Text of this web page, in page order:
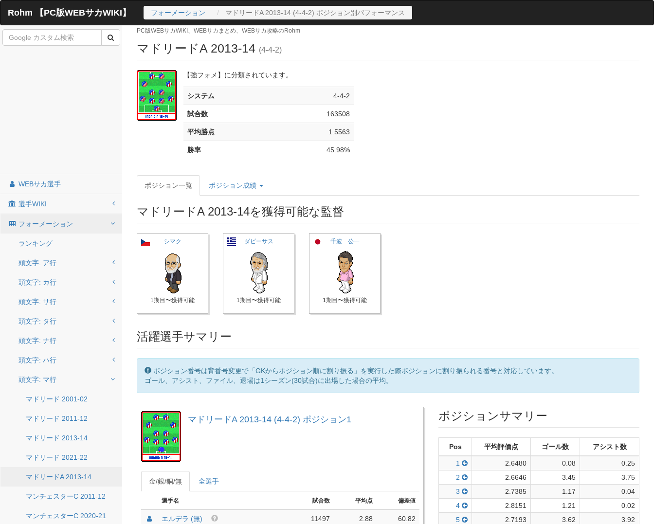
Rohm 【PC版WEBサカWIKI】 フォーメーション マドリードA 2013-14 (4-4-2) ポジション別パフォーマンス
WEBサカ選手
選手WIKI
フォーメーション
ランキング
頭文字: ア行
頭文字: カ行
頭文字: サ行
頭文字: タ行
頭文字: ナ行
頭文字: ハ行
頭文字: マ行
マドリード 2001-02
マドリード 2011-12
マドリード 2013-14
マドリード 2021-22
マドリードA 2013-14
マンチェスターC 2011-12
マンチェスターC 2020-21
PC版WEBサカWIKI、WEBサカまとめ、WEBサカ攻略のRohm
マドリードA 2013-14 (4-4-2)
【強フォメ】に分類されています。
システム 4-4-2
試合数 163508
平均勝点 1.5563
勝率 45.98%
ポジション一覧 ポジション成績
マドリードA 2013-14を獲得可能な監督
シマク
1期目〜獲得可能
ダビーサス
1期目〜獲得可能
千波 公一
1期目〜獲得可能
活躍選手サマリー
ポジション番号は背番号変更で「GKからポジション順に割り振る」を実行した際ポジションに割り振られる番号と対応しています。
ゴール、アシスト、ファイル、退場は1シーズン(30試合)に出場した場合の平均。
マドリードA 2013-14 (4-4-2) ポジション1
金/銀/銅/無 全選手
選手名 試合数 平均点 偏差値
エルデラ (無) 11497 2.88 60.82
ポジションサマリー
Pos 平均評価点 ゴール数 アシスト数
1 2.6480 0.08
0.25
2
2.6646 3.45
3.75
3
2.7385 1.17
0.04
4
2.8151 1.21
0.02
5
2.7193 3.62
3.92